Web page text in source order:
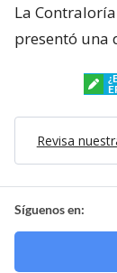
La
presentó una
Revisa
Síguenos en: